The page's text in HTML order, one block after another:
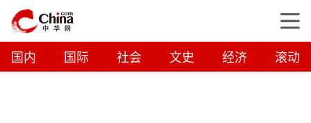
国内 国际 社会 文史 经济 滚动